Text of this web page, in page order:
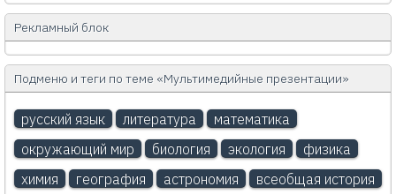
Рекламный блок
Подменю и теги по теме «Мультимедийные презентации»
русский язык литература
математика
окружающий мир
биология экология
физика
химия
география астрономия
всеобщая история